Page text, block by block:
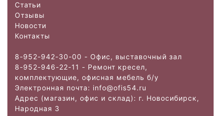
Статьи
Отзывы
Новости
Контакты
8-952-942-30-00 - Офис, выставочный зал
8-952-946-22-11 - Ремонт кресел,
комплектующие, офисная мебель б/у
Электронная почта: info@ofis54.ru
Адрес (магазин, офис и склад): г. Новосибирск,
Народная 3